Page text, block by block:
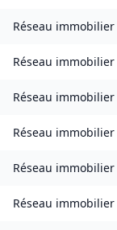
Réseau immobilier
Réseau immobilier
Réseau immobilier
Réseau immobilier
Réseau immobilier
Réseau immobilier